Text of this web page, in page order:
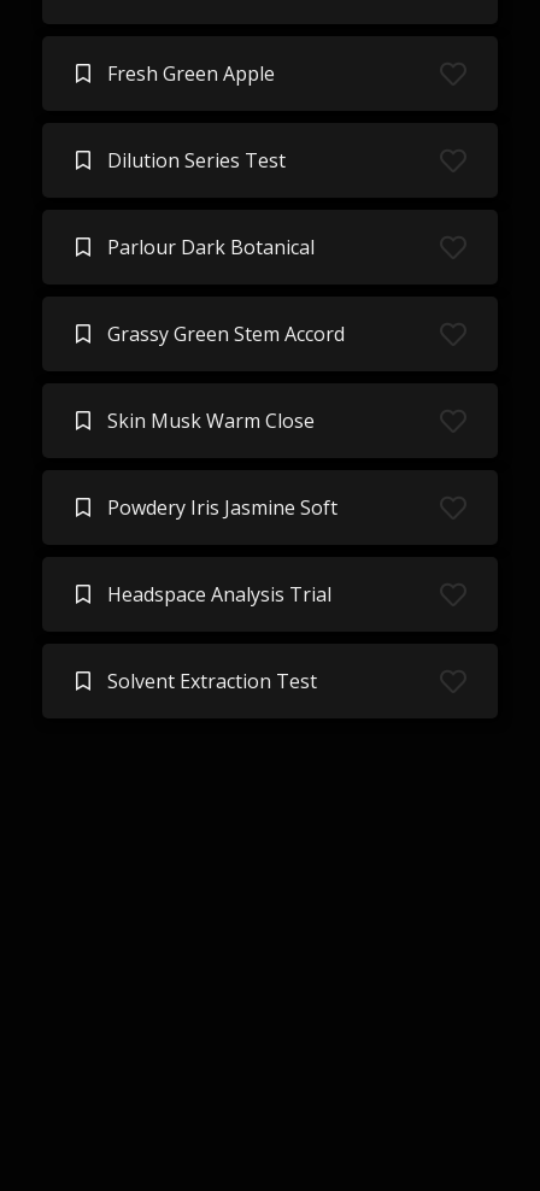
Fresh Green Apple
Dilution Series Test
Parlour Dark Botanical
Grassy Green Stem Accord
Skin Musk Warm Close
Powdery Iris Jasmine Soft
Headspace Analysis Trial
Solvent Extraction Test